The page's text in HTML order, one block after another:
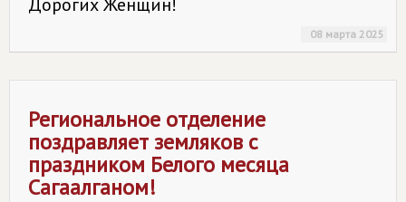
08 марта 2025
Региональное отделение
поздравляет земляков с
праздником Белого месяца
Сагаалганом!